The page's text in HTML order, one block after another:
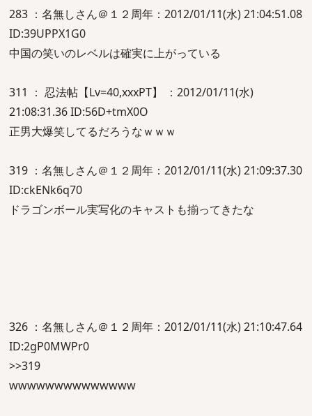
283 ：名無しさん＠１２周年：2012/01/11(水) 21:04:51.08
ID:39UPPX1G0
中国の笑いのレベルは確実に上がっている
311 ： 忍法帖【Lv=40,xxxPT】 ：2012/01/11(水)
21:08:31.36 ID:56D+tmX0O
正男大爆笑してるだろうなｗｗｗ
319 ：名無しさん＠１２周年：2012/01/11(水) 21:09:37.30
ID:ckENk6q70
ドラゴンボール実写化のキャストも揃ってきたな
326 ：名無しさん＠１２周年：2012/01/11(水) 21:10:47.64
ID:2gP0MWPr0
>>319
wwwwwwwwwwwwww